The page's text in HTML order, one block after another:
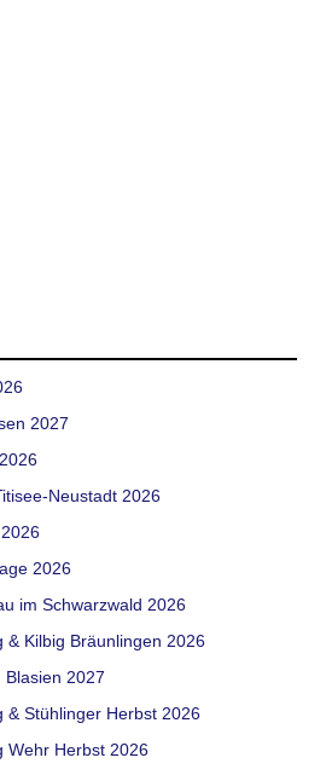
2027
Neustadt 2026
2026
im Schwarzwald 2026
& Kilbig Bräunlingen 2026
2027
& Stühlinger Herbst 2026
Wehr Herbst 2026